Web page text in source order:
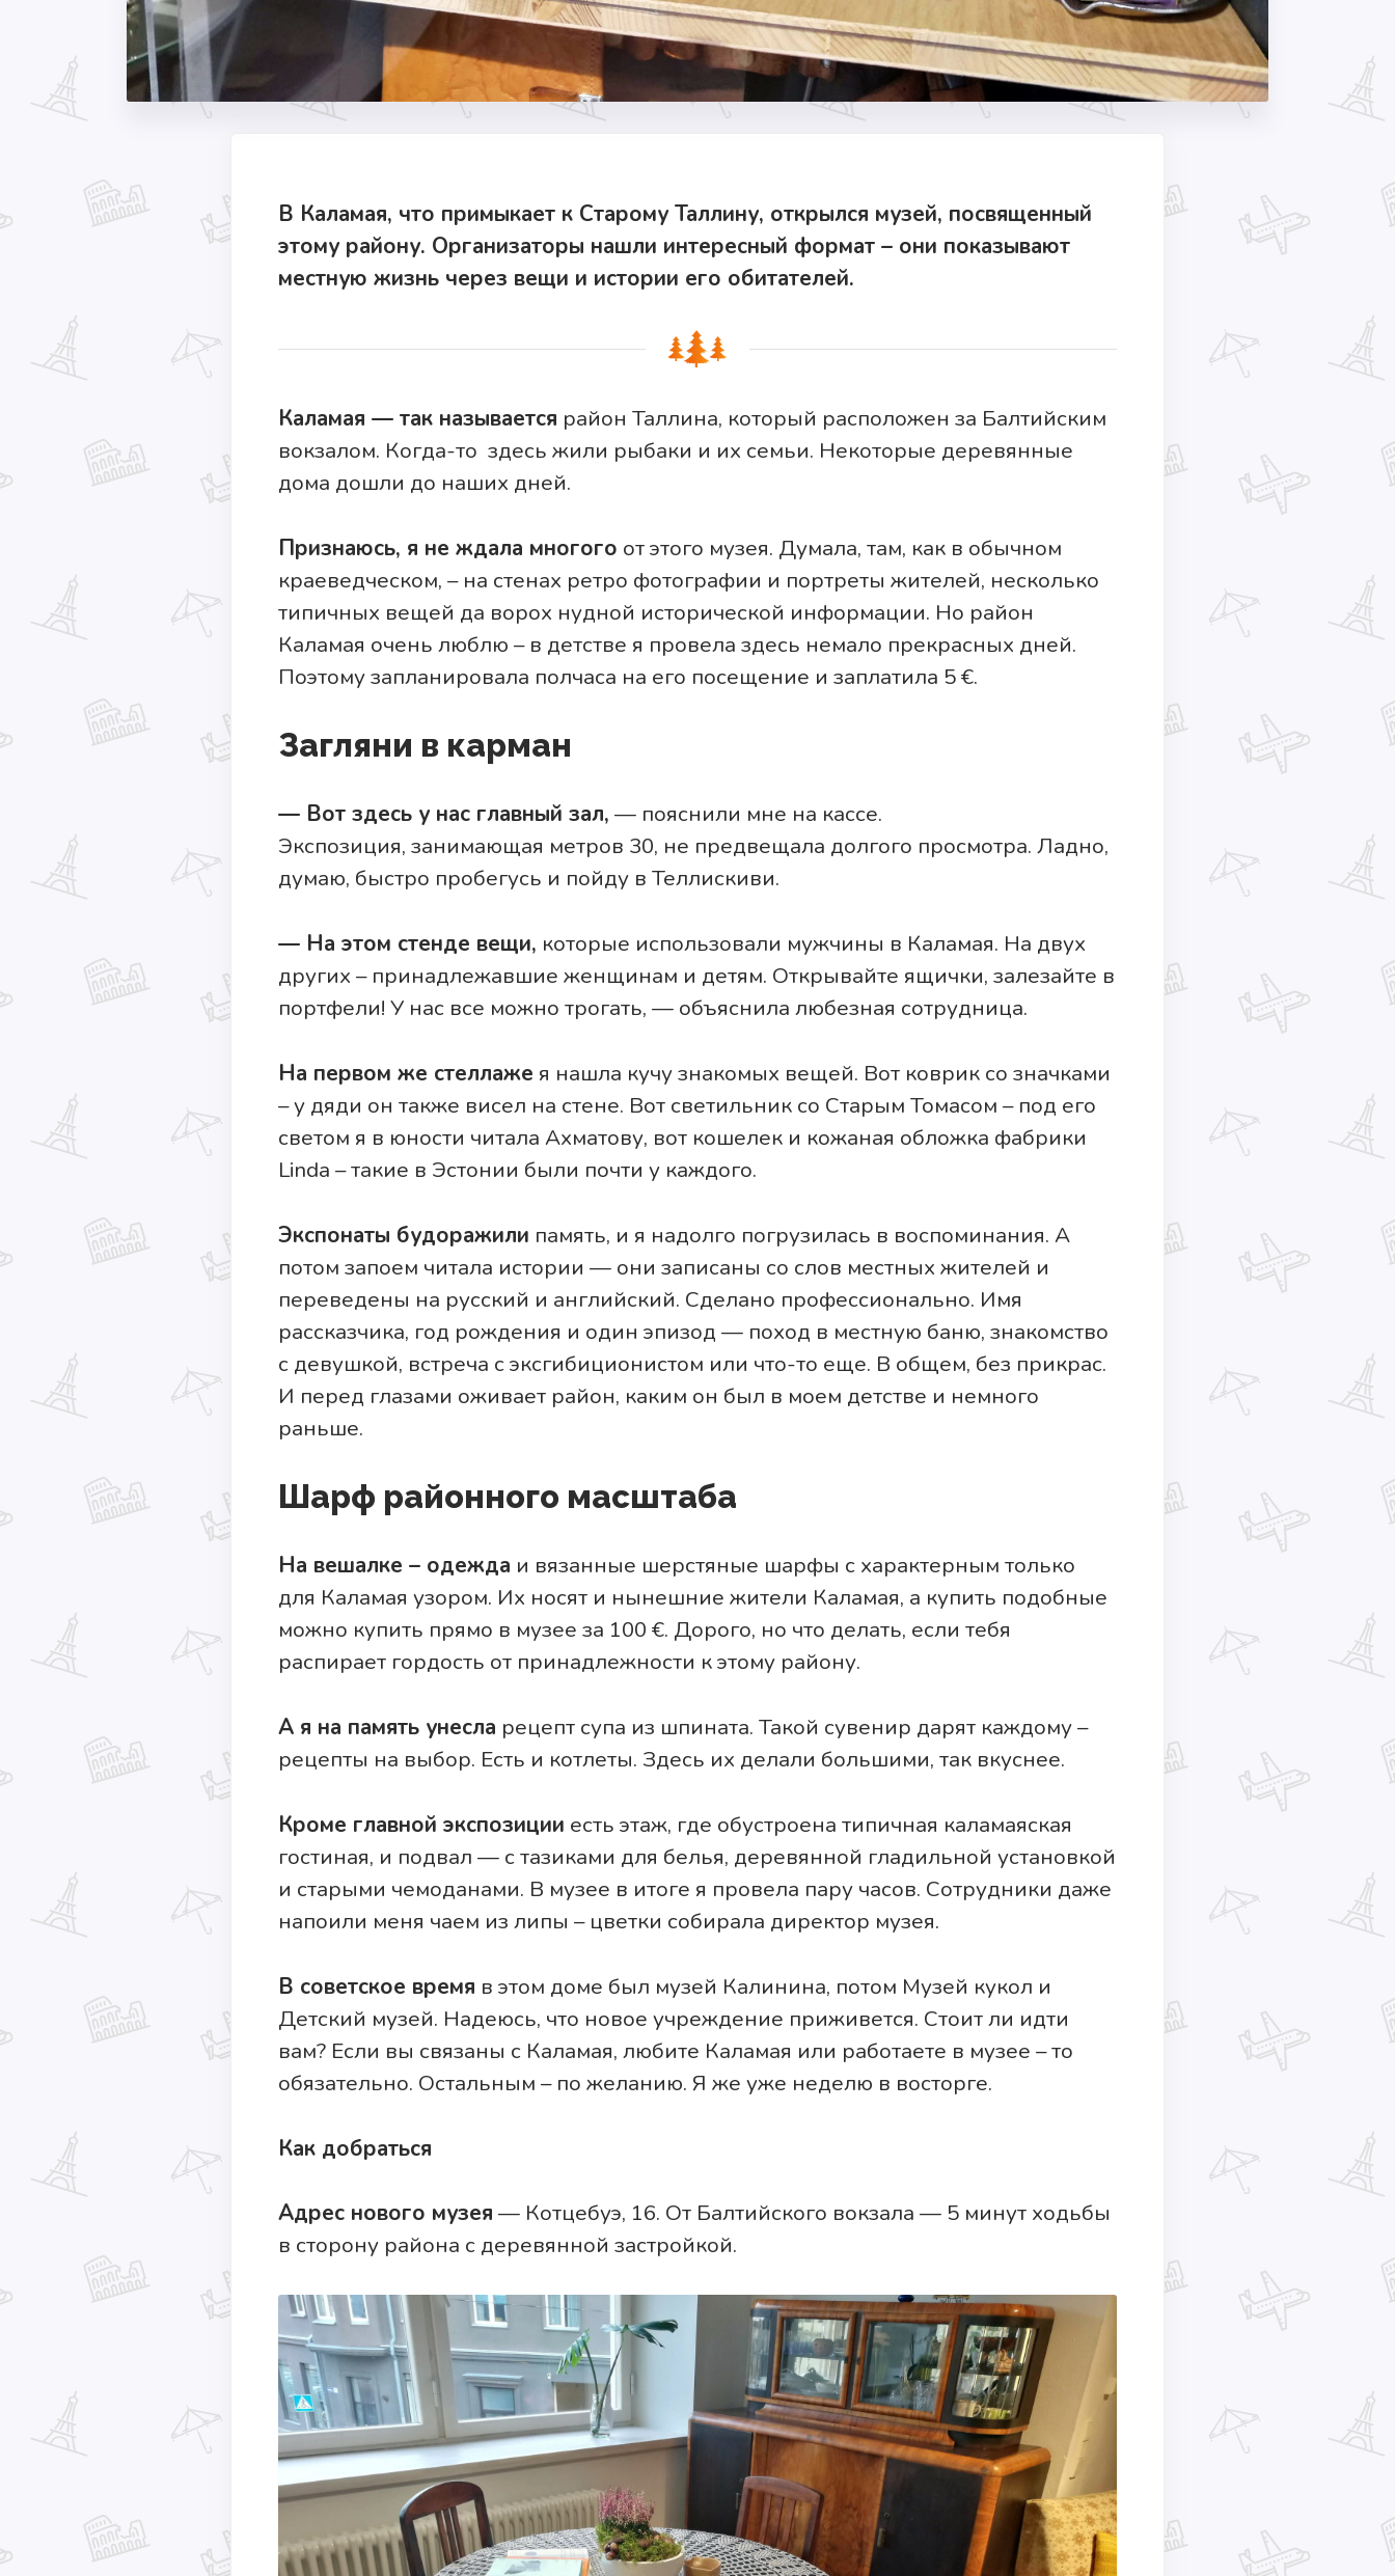
В Каламая, что примыкает к Старому Таллину, открылся музей, посвященный
этому району. Организаторы нашли интересный формат – они показывают
местную жизнь через вещи и истории его обитателей.
Каламая — так называется район Таллина, который расположен за Балтийским
вокзалом. Когда-то здесь жили рыбаки и их семьи. Некоторые деревянные
дома дошли до наших дней.
Признаюсь, я не ждала многого от этого музея. Думала, там, как в обычном
краеведческом, – на стенах ретро фотографии и портреты жителей, несколько
типичных вещей да ворох нудной исторической информации. Но район
Каламая очень люблю – в детстве я провела здесь немало прекрасных дней.
Поэтому запланировала полчаса на его посещение и заплатила 5 €.
Загляни в карман
— Вот здесь у нас главный зал, — пояснили мне на кассе.
Экспозиция, занимающая метров 30, не предвещала долгого просмотра. Ладно,
думаю, быстро пробегусь и пойду в Теллискиви.
— На этом стенде вещи, которые использовали мужчины в Каламая. На двух
других – принадлежавшие женщинам и детям. Открывайте ящички, залезайте в
портфели! У нас все можно трогать, — объяснила любезная сотрудница.
На первом же стеллаже я нашла кучу знакомых вещей. Вот коврик со значками
– у дяди он также висел на стене. Вот светильник со Старым Томасом – под его
светом я в юности читала Ахматову, вот кошелек и кожаная обложка фабрики
Linda – такие в Эстонии были почти у каждого.
Экспонаты будоражили память, и я надолго погрузилась в воспоминания. А
потом запоем читала истории — они записаны со слов местных жителей и
переведены на русский и английский. Сделано профессионально. Имя
рассказчика, год рождения и один эпизод — поход в местную баню, знакомство
с девушкой, встреча с эксгибиционистом или что-то еще. В общем, без прикрас.
И перед глазами оживает район, каким он был в моем детстве и немного
раньше.
Шарф районного масштаба
На вешалке – одежда и вязанные шерстяные шарфы с характерным только
для Каламая узором. Их носят и нынешние жители Каламая, а купить подобные
можно купить прямо в музее за 100 €. Дорого, но что делать, если тебя
распирает гордость от принадлежности к этому району.
А я на память унесла рецепт супа из шпината. Такой сувенир дарят каждому –
рецепты на выбор. Есть и котлеты. Здесь их делали большими, так вкуснее.
Кроме главной экспозиции есть этаж, где обустроена типичная каламаяская
гостиная, и подвал — с тазиками для белья, деревянной гладильной установкой
и старыми чемоданами. В музее в итоге я провела пару часов. Сотрудники даже
напоили меня чаем из липы – цветки собирала директор музея.
В советское время в этом доме был музей Калинина, потом Музей кукол и
Детский музей. Надеюсь, что новое учреждение приживется. Стоит ли идти
вам? Если вы связаны с Каламая, любите Каламая или работаете в музее – то
обязательно. Остальным – по желанию. Я же уже неделю в восторге.
Как добраться
Адрес нового музея — Котцебуэ, 16. От Балтийского вокзала — 5 минут ходьбы
в сторону района с деревянной застройкой.